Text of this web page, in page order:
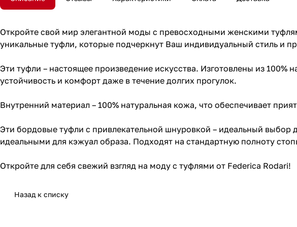
Откройте свой мир элегантной моды с превосходными женскими
уникальные туфли, которые подчеркнут Ваш индивидуальный стиль и
Эти туфли – настоящее произведение искусства. Изготовлены из
устойчивость и комфорт даже в течение долгих прогулок.
Внутренний материал – 100% натуральная кожа, что обеспечивает
Эти бордовые туфли с привлекательной шнуровкой – идеальный
идеальными для кэжуал образа. Подходят на стандартную полноту
Откройте для себя свежий взгляд на моду с туфлями от Federica Rodari!
Назад к списку